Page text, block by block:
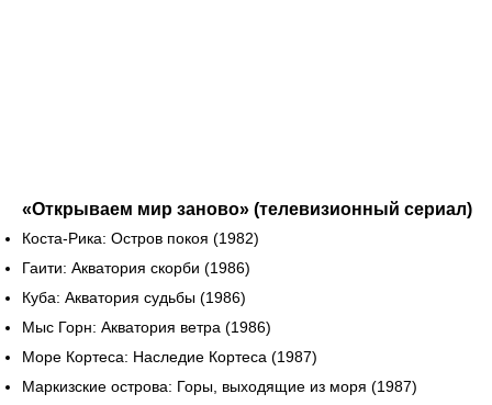
«Открываем мир заново» (телевизионный сериал)
Коста-Рика: Остров покоя (1982)
Гаити: Акватория скорби (1986)
Куба: Акватория судьбы (1986)
Мыс Горн: Акватория ветра (1986)
Море Кортеса: Наследие Кортеса (1987)
Маркизские острова: Горы, выходящие из моря (1987)